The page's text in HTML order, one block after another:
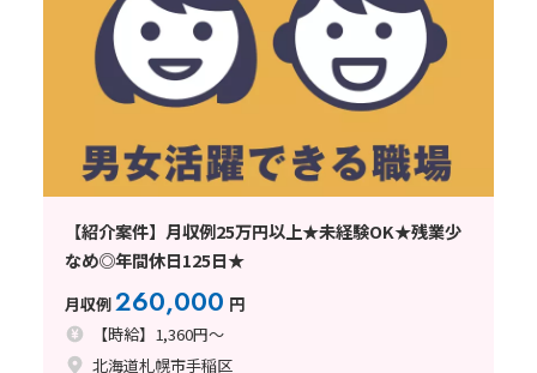
【紹介案件】月収例25万円以上★未経験OK★残業少
なめ◎年間休日125日★
月収例260,000 円
【時給】1,360円～
北海道札幌市手稲区